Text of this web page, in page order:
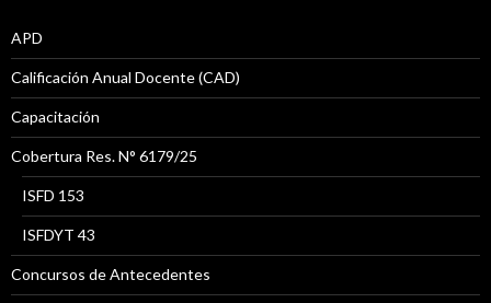
APD
Calificación Anual Docente (CAD)
Capacitación
Cobertura Res. N° 6179/25
ISFD 153
ISFDYT 43
Concursos de Antecedentes